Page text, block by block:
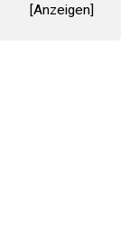
[Anzeigen]